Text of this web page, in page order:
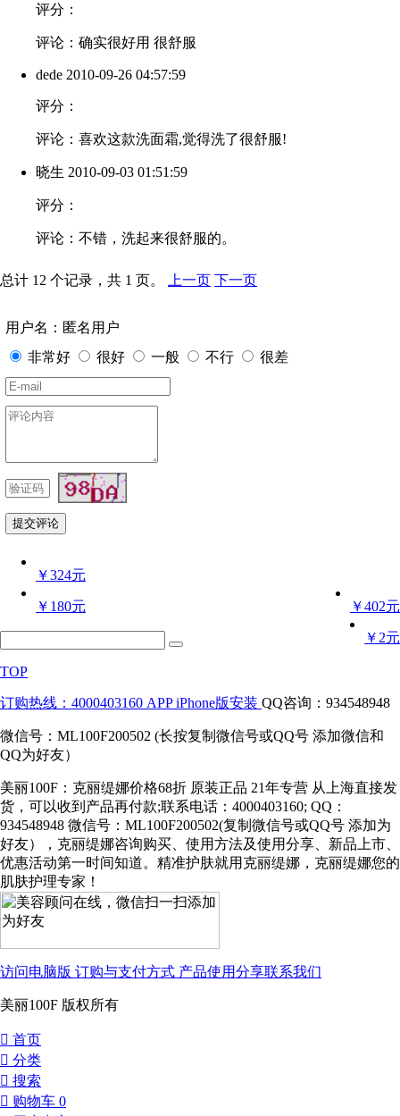
评分：
评论：确实很好用 很舒服
dede 2010-09-26 04:57:59
评分：
评论：喜欢这款洗面霜,觉得洗了很舒服!
晓生 2010-09-03 01:51:59
评分：
评论：不错，洗起来很舒服的。
总计 12 个记录，共 1 页。 上一页 下一页
用户名：匿名用户
非常好
很好 一般 不行 很差
￥324元
￥402元
￥180元
￥2元
TOP
订购热线：4000403160 APP iPhone版安装 QQ咨询：934548948
微信号：ML100F200502 (长按复制微信号或QQ号 添加微信和
QQ为好友）
美丽100F：克丽缇娜价格68折 原装正品 21年专营 从上海直接发
货，可以收到产品再付款;联系电话：4000403160; QQ：
934548948 微信号：ML100F200502(复制微信号或QQ号 添加为
好友），克丽缇娜咨询购买、使用方法及使用分享、新品上市、
优惠活动第一时间知道。精准护肤就用克丽缇娜，克丽缇娜您的
肌肤护理专家！
访问电脑版 订购与支付方式 产品使用分享联系我们
美丽100F 版权所有
󰀁 首页
󰀂 分类
󰀃 搜索
󰀄 购物车 0